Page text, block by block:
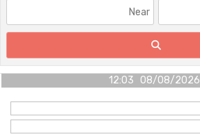
08/08/2026 12:03